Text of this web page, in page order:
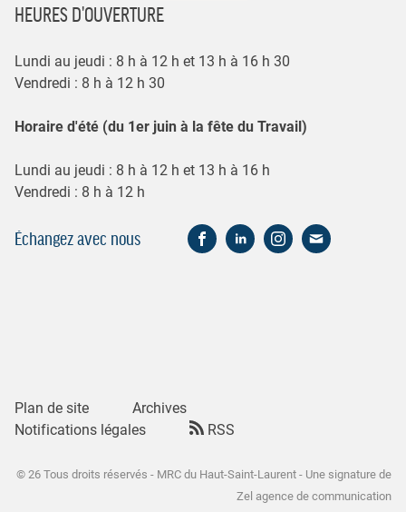
HEURES D'OUVERTURE
Lundi au jeudi : 8 h à 12 h et 13 h à 16 h 30
Vendredi : 8 h à 12 h 30
Horaire d'été (du 1er juin à la fête du Travail)
Lundi au jeudi : 8 h à 12 h et 13 h à 16 h
Vendredi : 8 h à 12 h
Échangez avec nous
Plan de site
Archives
Notifications légales
RSS
© 26 Tous droits réservés - MRC du Haut-Saint-Laurent - Une signature de
Zel agence de communication